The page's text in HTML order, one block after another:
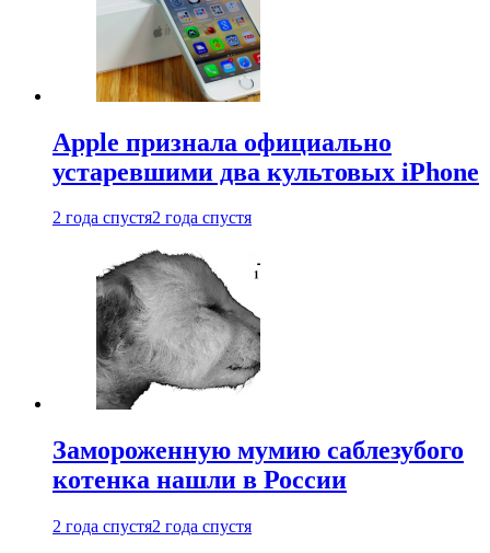
Apple признала официально
устаревшими два культовых iPhone
2 года спустя2 года спустя
Замороженную мумию саблезубого
котенка нашли в России
2 года спустя2 года спустя